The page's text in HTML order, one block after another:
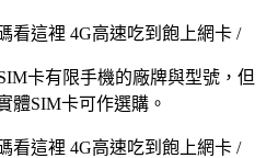
卡有限手機的廠牌與型號，但
體SIM卡可作選購。